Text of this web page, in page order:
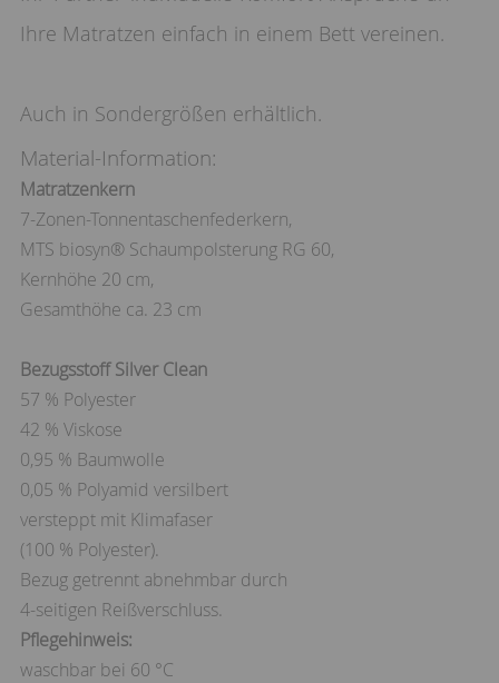
Ihre Matratzen einfach in einem Bett vereinen.
Auch in Sondergrößen erhältlich.
Material-Information:
Matratzenkern
7-Zonen-Tonnentaschenfederkern,
MTS biosyn® Schaumpolsterung RG 60,
Kernhöhe 20 cm,
Gesamthöhe ca. 23 cm
Bezugsstoff Silver Clean
57 % Polyester
42 % Viskose
0,95 % Baumwolle
0,05 % Polyamid versilbert
versteppt mit Klimafaser
(100 % Polyester).
Bezug getrennt abnehmbar durch
4-seitigen Reißverschluss.
Pflegehinweis:
waschbar bei 60 °C